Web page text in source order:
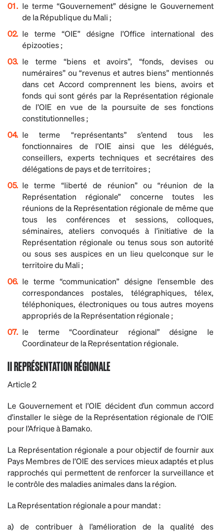
le terme “Gouvernement” désigne le Gouvernement
de la République du Mali ;
le terme “OIE” désigne l’Office international des
épizooties ;
le terme “biens et avoirs”, “fonds, devises ou
numéraires” ou “revenus et autres biens” mentionnés
dans cet Accord comprennent les biens, avoirs et
fonds qui sont gérés par la Représentation régionale
de l’OIE en vue de la poursuite de ses fonctions
constitutionnelles ;
le terme “représentants” s’entend tous les
fonctionnaires de l’OIE ainsi que les délégués,
conseillers, experts techniques et secrétaires des
délégations de pays et de territoires ;
le terme “liberté de réunion” ou “réunion de la
Représentation régionale” concerne toutes les
réunions de la Représentation régionale de même que
tous les conférences et sessions, colloques,
séminaires, ateliers convoqués à l’initiative de la
Représentation régionale ou tenus sous son autorité
ou sous ses auspices en un lieu quelconque sur le
territoire du Mali ;
le terme “communication” désigne l’ensemble des
correspondances postales, télégraphiques, télex,
téléphoniques, électroniques ou tous autres moyens
appropriés de la Représentation régionale ;
le terme “Coordinateur régional” désigne le
Coordinateur de la Représentation régionale.
II REPRÉSENTATION RÉGIONALE
Article 2
Le Gouvernement et l’OIE décident d’un commun accord
d’installer le siège de la Représentation régionale de l’OIE
pour l’Afrique à Bamako.
La Représentation régionale a pour objectif de fournir aux
Pays Membres de l’OIE des services mieux adaptés et plus
rapprochés qui permettent de renforcer la surveillance et
le contrôle des maladies animales dans la région.
La Représentation régionale a pour mandat :
a) de contribuer à l’amélioration de la qualité des